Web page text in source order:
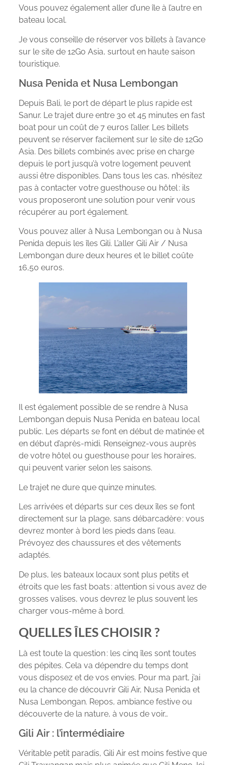
Vous pouvez également aller d’une île à l’autre en
bateau local.
Je vous conseille de réserver vos billets à l’avance
sur le site de 12Go Asia, surtout en haute saison
touristique.
Nusa Penida et Nusa Lembongan
Depuis Bali, le port de départ le plus rapide est
Sanur. Le trajet dure entre 30 et 45 minutes en fast
boat pour un coût de 7 euros l’aller. Les billets
peuvent se réserver facilement sur le site de 12Go
Asia. Des billets combinés avec prise en charge
depuis le port jusqu’à votre logement peuvent
aussi être disponibles. Dans tous les cas, n’hésitez
pas à contacter votre guesthouse ou hôtel : ils
vous proposeront une solution pour venir vous
récupérer au port également.
Vous pouvez aller à Nusa Lembongan ou à Nusa
Penida depuis les îles Gili. L’aller Gili Air / Nusa
Lembongan dure deux heures et le billet coûte
16,50 euros.
Il est également possible de se rendre à Nusa
Lembongan depuis Nusa Penida en bateau local
public. Les départs se font en début de matinée et
en début d’après-midi. Renseignez-vous auprès
de votre hôtel ou guesthouse pour les horaires,
qui peuvent varier selon les saisons.
Le trajet ne dure que quinze minutes.
Les arrivées et départs sur ces deux îles se font
directement sur la plage, sans débarcadère : vous
devrez monter à bord les pieds dans l’eau.
Prévoyez des chaussures et des vêtements
adaptés.
De plus, les bateaux locaux sont plus petits et
étroits que les fast boats : attention si vous avez de
grosses valises, vous devrez le plus souvent les
charger vous-même à bord.
QUELLES ÎLES CHOISIR ?
Là est toute la question : les cinq îles sont toutes
des pépites. Cela va dépendre du temps dont
vous disposez et de vos envies. Pour ma part, j’ai
eu la chance de découvrir Gili Air, Nusa Penida et
Nusa Lembongan. Repos, ambiance festive ou
découverte de la nature, à vous de voir…
Gili Air : l’intermédiaire
Véritable petit paradis, Gili Air est moins festive que